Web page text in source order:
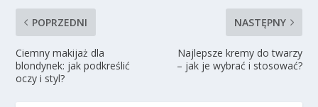
POPRZEDNI
Ciemny makijaż dla
blondynek: jak podkreślić
oczy i styl?
NASTĘPNY
Najlepsze kremy do twarzy
– jak je wybrać i stosować?